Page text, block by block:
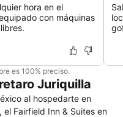
hora en el
con máquinas
es 100% preciso.
Juriquilla
al hospedarte en
Fairfield Inn & Suites en